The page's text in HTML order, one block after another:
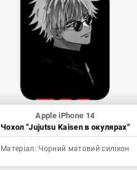
Apple iPhone 14
Чохол "Jujutsu Kaisen в окулярах"
Матеріал: Чорний матовий силікон